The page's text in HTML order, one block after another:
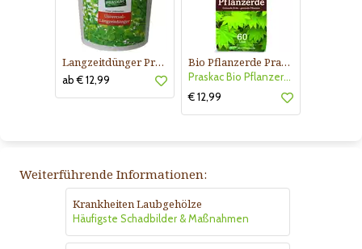
Langzeitdünger Praskac
ab € 12,99
Bio Pflanzerde Praskac
Praskac Bio Pflanzerde
€ 12,99
Weiterführende Informationen:
Krankheiten Laubgehölze
Häufigste Schadbilder & Maßnahmen